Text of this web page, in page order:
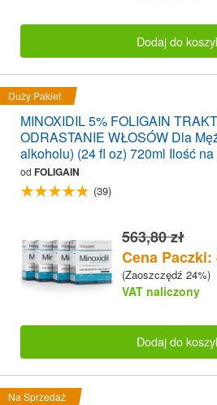
Dodaj do
Duży Pakiet
MINOXIDIL 5% FOLIGAIN
ODRASTANIE WŁOSÓW Dla
alkoholu) (24 fl oz) 720ml Ilość
od FOLIGAIN
(39)
563,80 zł
Cena Paczki:
(Zaoszczędź 24%)
VAT naliczony
Dodaj do
Na Sprzedaż